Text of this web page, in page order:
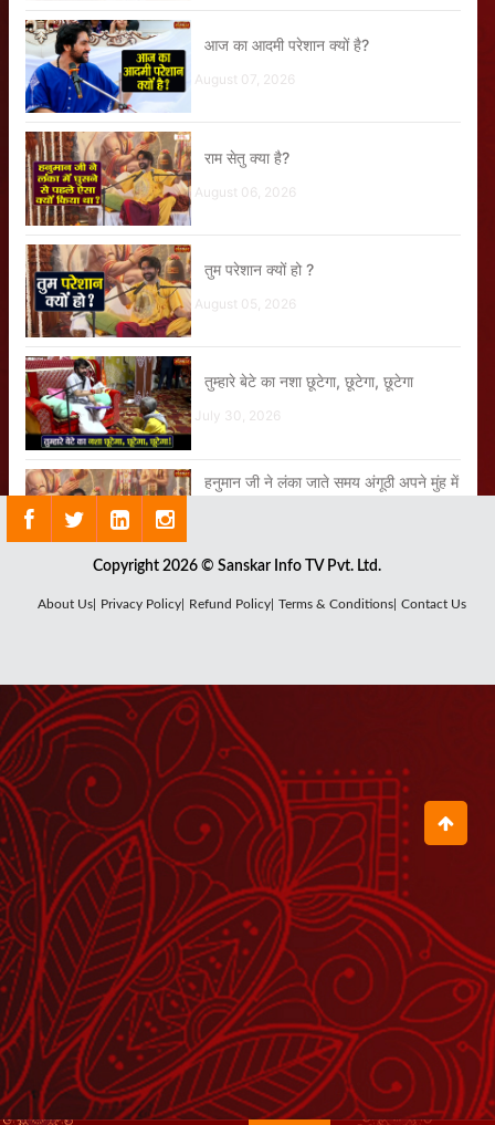
आज का आदमी परेशान क्यों है?
August 07, 2026
राम सेतु क्या है?
August 06, 2026
तुम परेशान क्यों हो ?
August 05, 2026
तुम्हारे बेटे का नशा छूटेगा, छूटेगा, छूटेगा
July 30, 2026
हनुमान जी ने लंका जाते समय अंगूठी अपने मुंह में
जय राधा माधव जय कुंज बिहारी
60 सालों से तुम्हारे घर की देवी भूखी है
July 30, 2026
जब इस छोटी-सी बच्ची ने बागेश्वर धाम की
कहानी गाकर सबको आश्चर्यचकित कर दिया
August 01, 2026
इस बालक को देख गुरुदेव क्यों हो गए इतने
गंभीर?
August 01, 2026
बिटिया, तुम्हारे अंदर तो भूत ही भूत भरे पड़े हैं
July 30, 2026
Copyright 2026 © Sanskar Info TV Pvt. Ltd.
About Us| Privacy Policy| Refund Policy| Terms & Conditions| Contact Us